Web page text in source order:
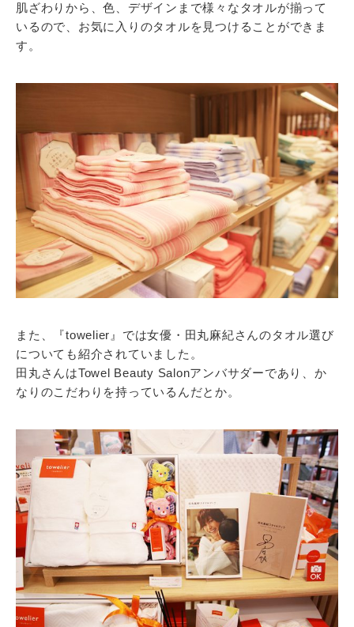
肌ざわりから、色、デザインまで様々なタオルが揃って
いるので、お気に入りのタオルを見つけることができま
す。
また、『towelier』では女優・田丸麻紀さんのタオル選び
についても紹介されていました。
田丸さんはTowel Beauty Salonアンバサダーであり、か
なりのこだわりを持っているんだとか。